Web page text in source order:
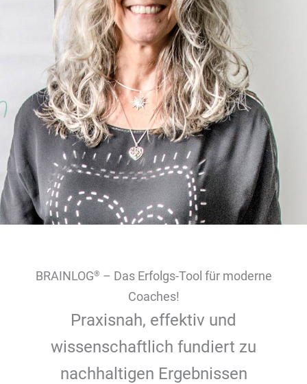
BRAINLOG® – Das Erfolgs-Tool für moderne
Coaches!
Praxisnah, effektiv und
wissenschaftlich fundiert zu
nachhaltigen Ergebnissen